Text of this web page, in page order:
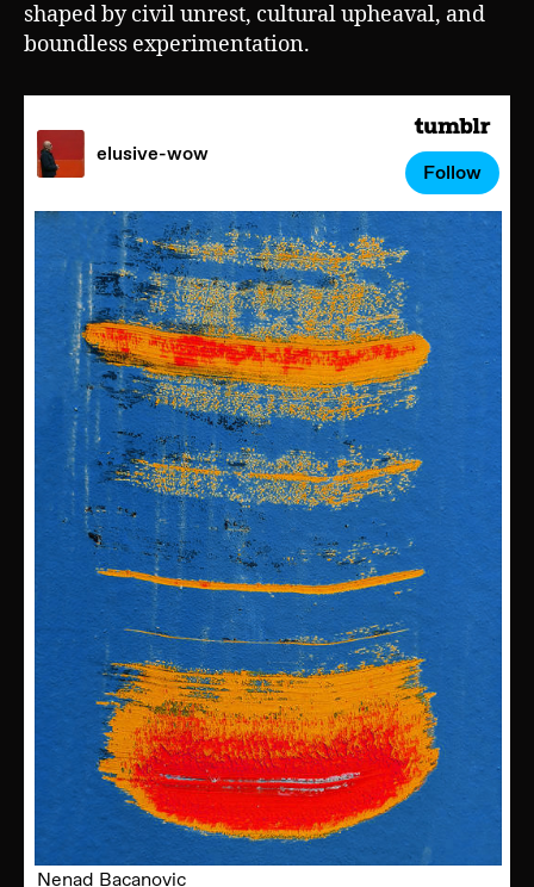
shaped by civil unrest, cultural upheaval, and
boundless experimentation.